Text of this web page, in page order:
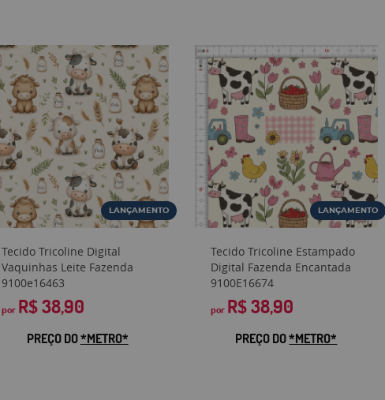
LANÇAMENTO
Tecido Tricoline Digital
Vaquinhas Leite Fazenda
9100e16463
por R$ 38,90
PREÇO DO*METRO*
LANÇAMENTO
Tecido Tricoline Estampado
Digital Fazenda Encantada
9100E16674
por R$ 38,90
PREÇO DO*METRO*